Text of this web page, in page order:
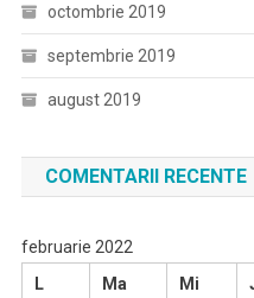
octombrie 2019
septembrie 2019
august 2019
COMENTARII RECENTE
februarie 2022
L
Ma Mi